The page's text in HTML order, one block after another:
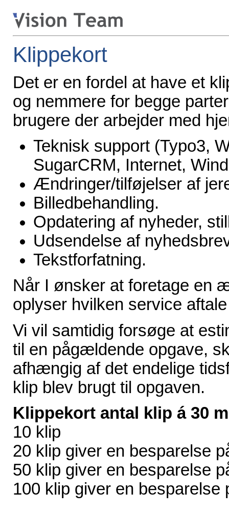
Klippekort
Det er en fordel at have et
og nemmere for begge
brugere der arbejder med
Teknisk support (Typo3,
SugarCRM, Internet,
Ændringer/tilføjelser af
Billedbehandling.
Opdatering af nyheder,
Udsendelse af
Tekstforfatning.
Når I ønsker at foretage en
oplyser hvilken service
Vi vil samtidig forsøge at
til en pågældende opgave,
afhængig af det endelige
klip blev brugt til opgaven.
Klippekort antal klip á
10
20 klip giver en
50 klip giver en
100 klip giver en